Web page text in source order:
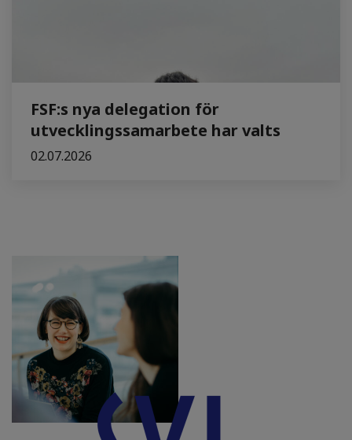
FSF:s nya delegation för
utvecklingssamarbete har valts
02.07.2026